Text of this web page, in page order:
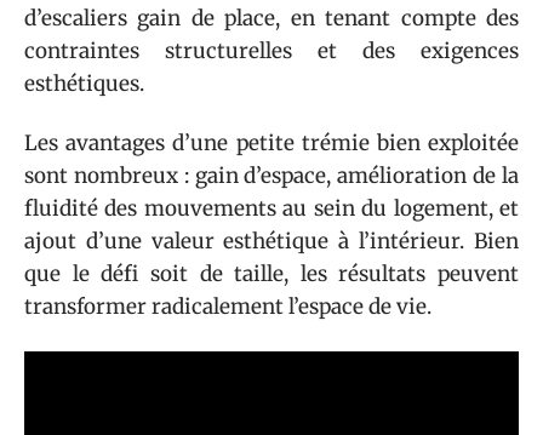
d’escaliers gain de place, en tenant compte des
contraintes structurelles et des exigences
esthétiques.
Les avantages d’une petite trémie bien exploitée
sont nombreux : gain d’espace, amélioration de la
fluidité des mouvements au sein du logement, et
ajout d’une valeur esthétique à l’intérieur. Bien
que le défi soit de taille, les résultats peuvent
transformer radicalement l’espace de vie.